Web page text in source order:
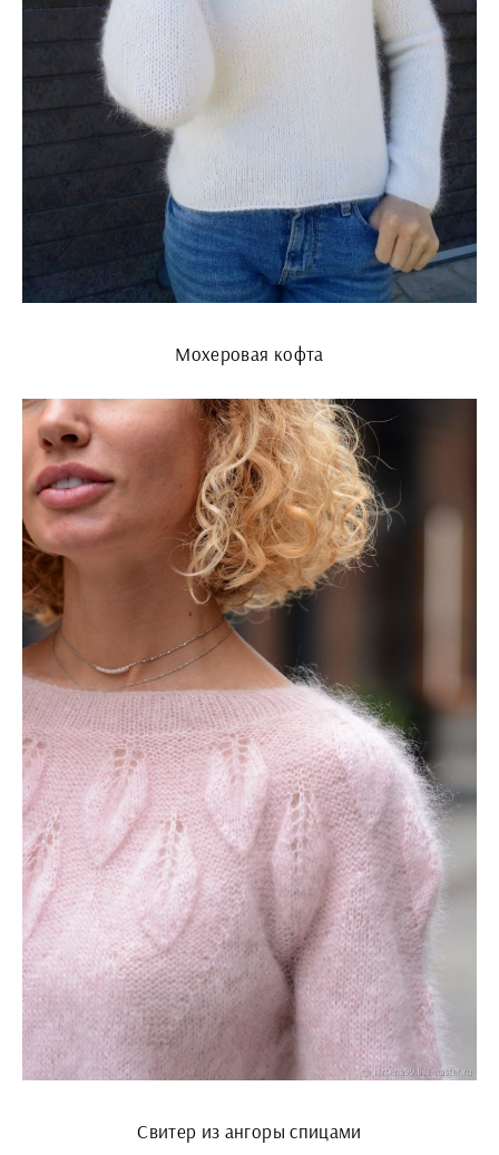
Мохеровая кофта
Свитер из ангоры спицами